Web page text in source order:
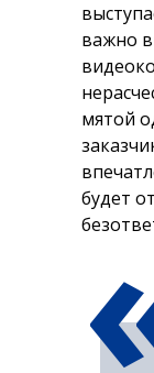
важно
мятой
будет